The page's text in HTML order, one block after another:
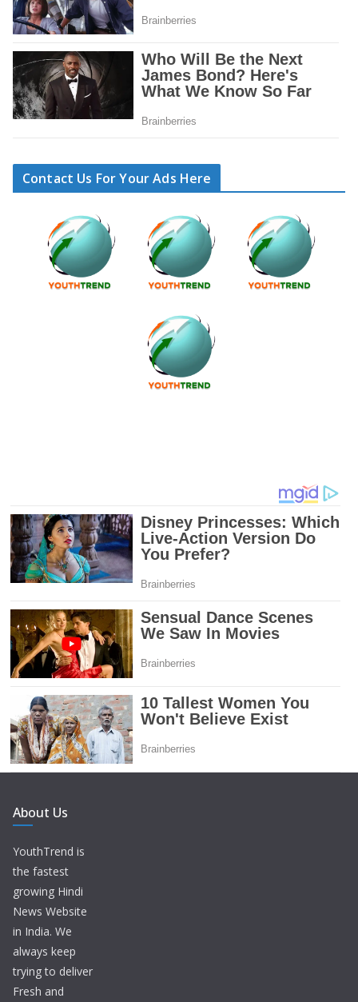
Contact Us For Your Ads Here
About Us
YouthTrend is
the fastest
growing Hindi
News Website
in India. We
always keep
trying to deliver
Fresh and